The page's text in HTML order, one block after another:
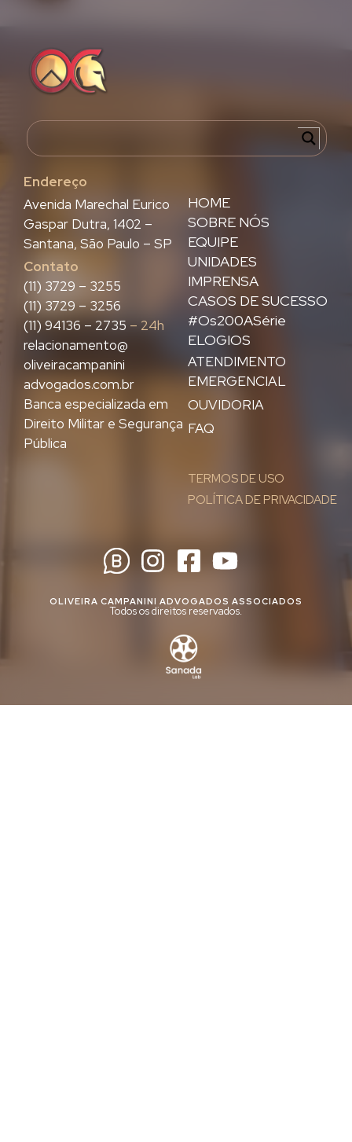
Endereço
HOME
SOBRE NÓS
EQUIPE
UNIDADES
IMPRENSA
CASOS DE SUCESSO
#Os200ASérie
ELOGIOS
ATENDIMENTO
EMERGENCIAL
OUVIDORIA
FAQ
TERMOS DE USO
POLÍTICA DE PRIVACIDADE
Avenida Marechal Eurico
Gaspar Dutra, 1402 –
Santana, São Paulo – SP
Contato
(11) 3729 – 3255
(11) 3729 – 3256
(11) 94136 – 2735 – 24h
relacionamento@
oliveiracampanini
advogados.com.br
Banca especializada em
Direito Militar e Segurança
Pública
OLIVEIRA CAMPANINI ADVOGADOS ASSOCIADOS
Todos os direitos reservados.